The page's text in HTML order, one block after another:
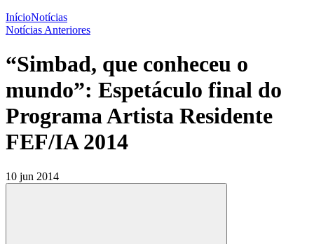
InícioNotícias
Notícias Anteriores
“Simbad, que conheceu o
mundo”: Espetáculo final do
Programa Artista Residente
FEF/IA 2014
10 jun 2014